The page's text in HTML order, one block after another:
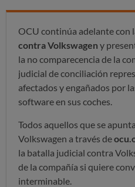
OCU continúa adelante con
contra Volkswagen y
la no comparecencia de la
judicial de conciliación
afectados y engañados por
software en sus coches.
Todos aquellos que se
Volkswagen a través de
la batalla judicial contra
de la compañía si quiere
interminable.